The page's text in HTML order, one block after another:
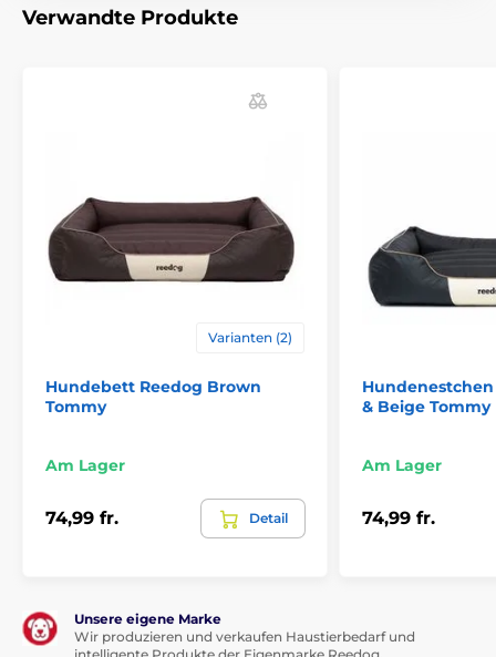
werden von der Hand genäht. Es kann passieren, dass
sich die Grösse leicht um 2-4 cm unterscheidet.)
Verwandte Produkte
Varianten (2)
Hundebett Reedog Brown
Tommy
Am Lager
74,99 fr. Detail
& Beige Tommy
Am Lager
74,99 fr.
Unsere eigene Marke
Wir produzieren und verkaufen Haustierbedarf und